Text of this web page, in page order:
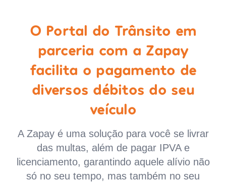
O Portal do Trânsito em
parceria com a Zapay
facilita o pagamento de
diversos débitos do seu
veículo
A Zapay é uma solução para você se livrar
das multas, além de pagar IPVA e
licenciamento, garantindo aquele alívio não
só no seu tempo, mas também no seu